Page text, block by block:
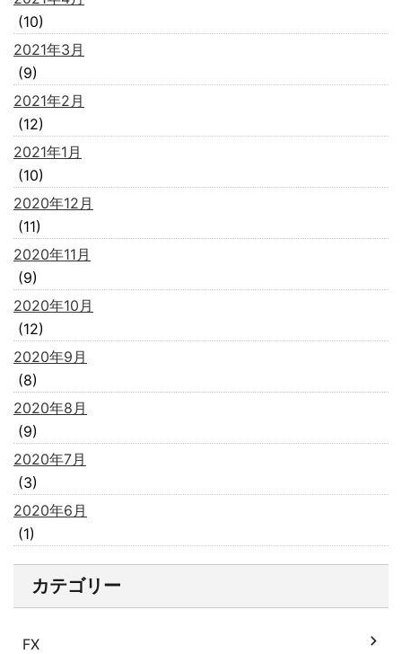
(10)
2021年3月
(9)
2021年2月
(12)
2021年1月
(10)
2020年12月
(11)
2020年11月
(9)
2020年10月
(12)
2020年9月
(8)
2020年8月
(9)
2020年7月
(3)
2020年6月
(1)
カテゴリー
FX